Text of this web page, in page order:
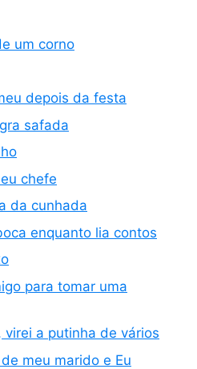
um corno
depois da festa
safada
chefe
da cunhada
enquanto lia contos
para tomar uma
virei a putinha de vários
meu marido e Eu